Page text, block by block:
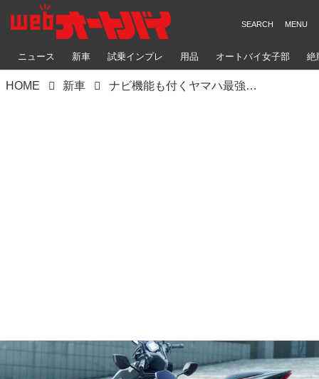
ニュース 新車 試乗インプレ 用品 オートバイ女子部 絶
HOME 新車 ナビ機能も付くヤマハ最強スポーツスクーター「AEROX」登場！ 155ccエンジン+電子制御CVTでオートマなのにシフトダウンもできる